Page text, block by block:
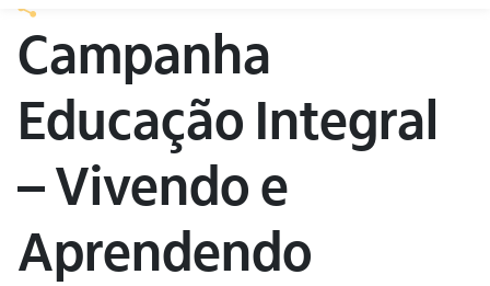
Institucional
Nossas ações
Biblioteca
Notícias
Editais
Contato
Campanha
Educação Integral
– Vivendo e
Aprendendo